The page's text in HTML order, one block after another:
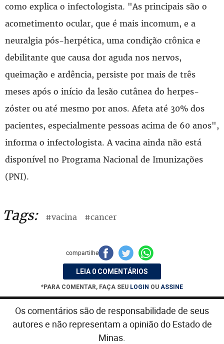
como explica o infectologista. "As principais são o
acometimento ocular, que é mais incomum, e a
neuralgia pós-herpética, uma condição crônica e
debilitante que causa dor aguda nos nervos,
queimação e ardência, persiste por mais de três
meses após o início da lesão cutânea do herpes-
zóster ou até mesmo por anos. Afeta até 30% dos
pacientes, especialmente pessoas acima de 60 anos",
informa o infectologista. A vacina ainda não está
disponível no Programa Nacional de Imunizações
(PNI).
Tags: #vacina #cancer
compartilhe
LEIA 0 COMENTÁRIOS
*PARA COMENTAR, FAÇA SEU LOGIN OU ASSINE
Os comentários são de responsabilidade de seus
autores e não representam a opinião do Estado de
Minas.